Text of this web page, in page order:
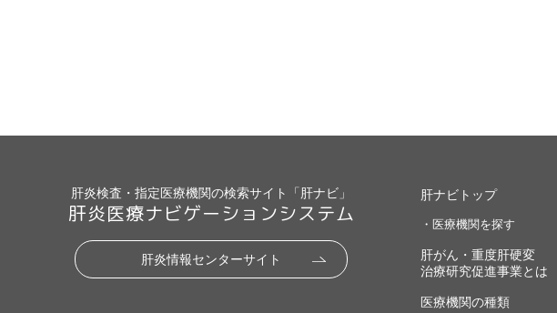
肝炎検査・指定医療機関の検索サイト「肝ナビ」
肝炎医療ナビゲーションシステム
肝炎情報センターサイト
肝ナビトップ
・医療機関を探す
肝がん・重度肝硬変
治療研究促進事業とは
医療機関の種類